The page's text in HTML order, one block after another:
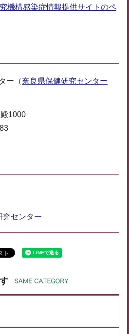
機構感染症情報提供サイトのペ
ー（奈良県保健研究センター
1000
究センター